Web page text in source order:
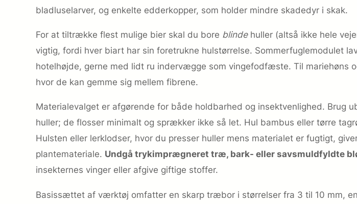
bladluselarver, og enkelte edderkopper, som holder mindre skadedyr i skak.
For at tiltrække flest mulige bier skal du bore blindehuller (altså ikke hele
vigtig, fordi hver biart har sin foretrukne hulstørrelse. Sommerfuglemodulet
hotel­højde, gerne med lidt ru indervægge som vingefodfæste. Til mariehøns
hvor de kan gemme sig mellem fibrene.
Materialevalget er afgørende for både holdbarhed og insektvenlighed.
huller; de flosser minimalt og sprækker ikke så let. Hul bambus eller tørre
Hulsten eller lerklodser, hvor du presser huller mens materialet er fugtigt,
plantemateriale. Undgå trykimprægneret træ, bark- eller savsmuldfyldte
insekternes vinger eller afgive giftige stoffer.
Basissættet af værktøj omfatter en skarp træbor i størrelser fra 3 til 10 mm,